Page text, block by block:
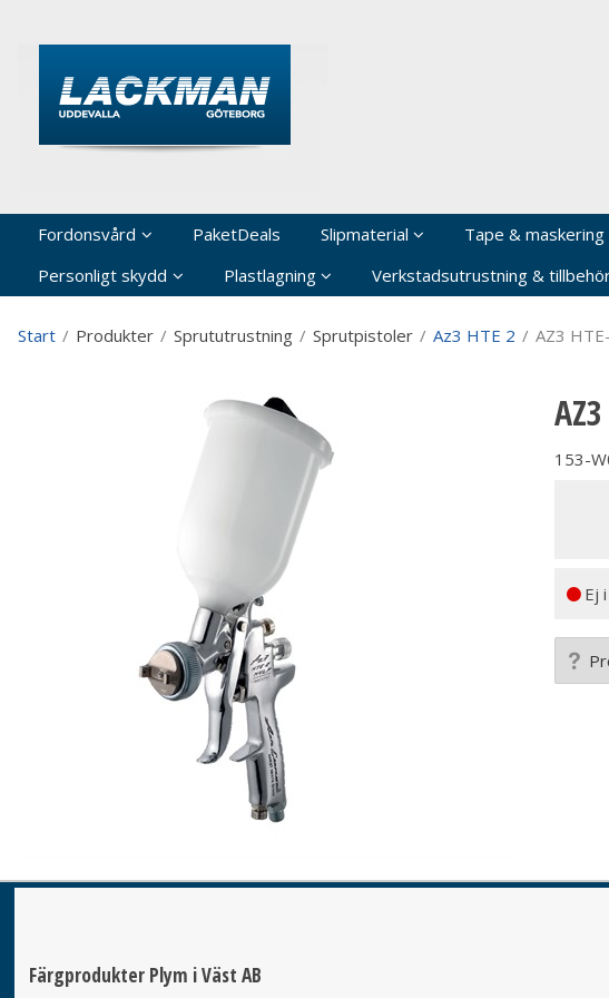
Fordonsvård PaketDeals Slipmaterial Tape & maskering
Personligt skydd
Plastlagning Verkstadsutrustning &
Start / Produkter / Sprututrustning / Sprutpistoler / Az3 HTE 2 / AZ3
153-
Ej
Färgprodukter Plym i Väst AB